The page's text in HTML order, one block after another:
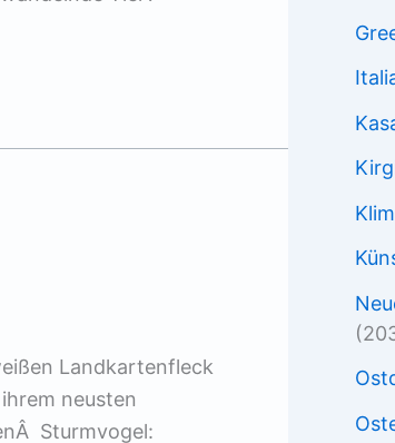
Landkartenfleck
neusten
Sturmvogel: